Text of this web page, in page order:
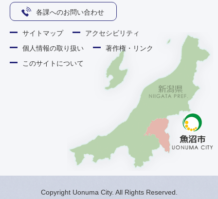
各課へのお問い合わせ
サイトマップ
アクセシビリティ
個人情報の取り扱い
著作権・リンク
このサイトについて
Copyright Uonuma City. All Rights Reserved.